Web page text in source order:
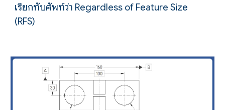
เรียกทับศัพท์ว่า Regardless of FeatureSize
(RFS)